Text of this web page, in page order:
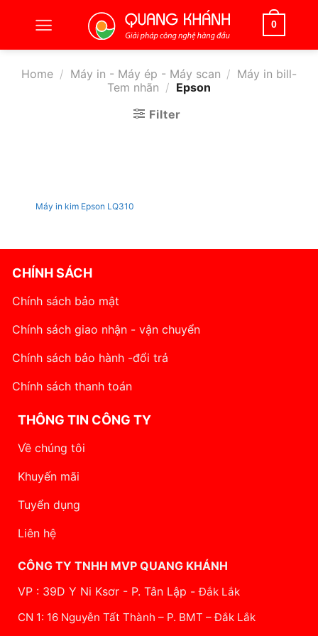
0
Home / Máy in - Máy ép - Máy scan / Máy in bill-
Tem nhãn / Epson
Filter
Máy in kim Epson LQ310
CHÍNH SÁCH
Chính sách bảo mật
Chính sách giao nhận - vận chuyển
Chính sách bảo hành -đổi trả
Chính sách thanh toán
THÔNG TIN CÔNG TY
Về chúng tôi
Khuyến mãi
Tuyển dụng
Liên hệ
CÔNG TY TNHH MVP QUANG KHÁNH
VP : 39D Y Ni Ksơr - P. Tân Lập -Đắk Lắk
CN 1: 16 Nguyễn Tất Thành – P. BMT – Đắk Lắk